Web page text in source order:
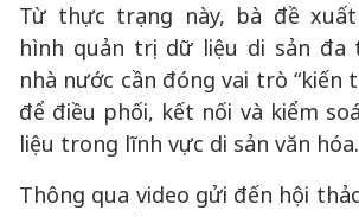
Từ thực trạng này, bà đề
hình quản trị dữ liệu di sản đa
nhà nước cần đóng vai trò “kiến
để điều phối, kết nối và kiểm
liệu trong lĩnh vực di sản văn hóa.
Thông qua video gửi đến hội